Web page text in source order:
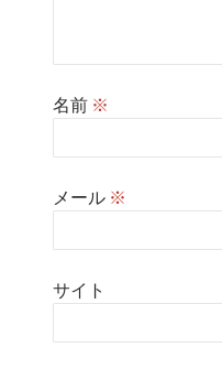
名前 ※
メール ※
サイト